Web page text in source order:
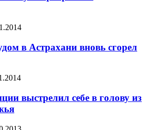
в Астрахани вновь сгорел
выстрелил себе в голову из